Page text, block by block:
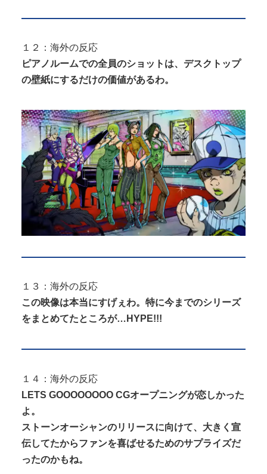
１２：海外の反応
ピアノルームでの全員のショットは、デスクトップ
の壁紙にするだけの価値があるわ。
１３：海外の反応
この映像は本当にすげぇわ。特に今までのシリーズ
をまとめてたところが…HYPE!!!
１４：海外の反応
LETS GOOOOOOOO CGオープニングが恋しかった
よ。
ストーンオーシャンのリリースに向けて、大きく宣
伝してたからファンを喜ばせるためのサプライズだ
ったのかもね。